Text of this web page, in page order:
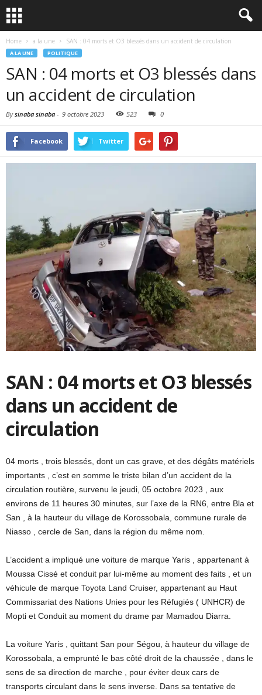
Home a la une SAN : 04 morts et O3 blessés dans un accident de circulation
A LA UNE POLITIQUE
SAN : 04 morts et O3 blessés dans
un accident de circulation
Bysinaba sinaba - 9 octobre 2023 523 0
Facebook Twitter
SAN : 04 morts et O3 blessés
dans un accident de
circulation
04 morts , trois blessés, dont un cas grave, et des dégâts matériels
importants , c’est en somme le triste bilan d’un accident de la
circulation routière, survenu le jeudi, 05 octobre 2023 , aux
environs de 11 heures 30 minutes, sur l’axe de la RN6, entre Bla et
San , à la hauteur du village de Korossobala, commune rurale de
Niasso , cercle de San, dans la région du même nom.
L’accident a impliqué une voiture de marque Yaris , appartenant à
Moussa Cissé et conduit par lui-même au moment des faits , et un
véhicule de marque Toyota Land Cruiser, appartenant au Haut
Commissariat des Nations Unies pour les Réfugiés ( UNHCR) de
Mopti et Conduit au moment du drame par Mamadou Diarra.
La voiture Yaris , quittant San pour Ségou, à hauteur du village de
Korossobala, a emprunté le bas côté droit de la chaussée , dans le
sens de sa direction de marche , pour éviter deux cars de
transports circulant dans le sens inverse. Dans sa tentative de